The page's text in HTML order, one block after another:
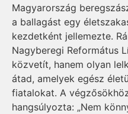
Magyarország
a ballagást egy
kezdetként jellemezte.
Nagyberegi Református
közvetít, hanem olyan
átad, amelyek egész
fiatalokat. A
hangsúlyozta: „Nem